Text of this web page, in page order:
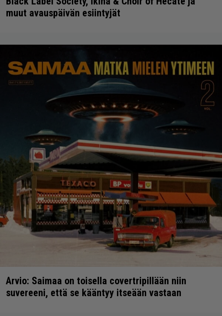
muut avauspäivän esiintyjät
Arvio: Saimaa on toisella covertripillään niin
suvereeni, että se kääntyy itseään vastaan